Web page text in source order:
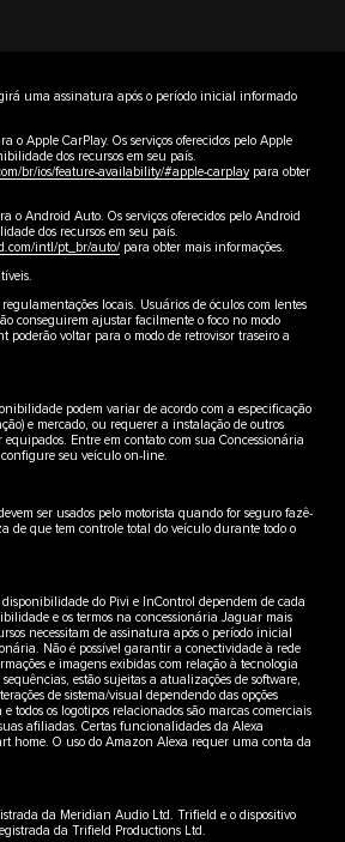
uma assinatura após o período inicial informado
o Apple CarPlay. Os serviços oferecidos pelo Apple
dos recursos em seu país.
br/ios/feature-availability/#apple-carplaypara obter
o Android Auto. Os serviços oferecidos pelo Android
dos recursos em seu país.
intl/pt_br/auto/para obter mais informações.
locais. Usuários de óculos com lentes
conseguirem ajustar facilmente o foco no modo
poderão voltar para o modo de retrovisor traseiro a
podem variar de acordo com a especificação
e mercado, ou requerer a instalação de outros
equipados. Entre em contato com sua Concessionária
seu veículo on-line.
ser usados pelo motorista quando for seguro fazê-
de que tem controle total do veículo durante todo o
do Pivi e InControl dependem de cada
e os termos na concessionária Jaguar mais
necessitam de assinatura após o período inicial
Não é possível garantir a conectividade à rede
e imagens exibidas com relação à tecnologia
estão sujeitas a atualizações de software,
de sistema/visual dependendo das opções
todos os logotipos relacionados são marcas comerciais
afiliadas. Certas funcionalidades da Alexa
home. O uso do Amazon Alexa requer uma conta da
da Meridian Audio Ltd. Trifield e o dispositivo
da Trifield Productions Ltd.